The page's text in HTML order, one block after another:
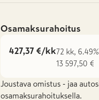
Osamaksurahoitus
427,37 €/kk72 kk,
13 597,50 €
Joustava omistus - jaa
osamaksurahoituksella.